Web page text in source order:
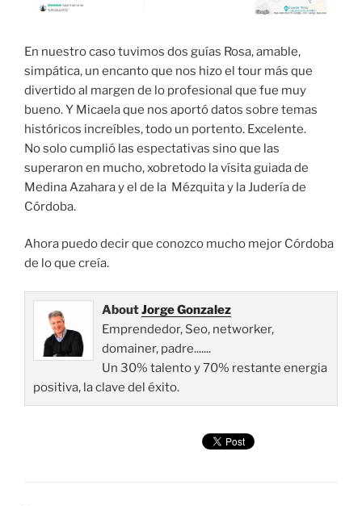
En nuestro caso tuvimos dos guías Rosa, amable,
simpática, un encanto que nos hizo el tour más que
divertido al margen de lo profesional que fue muy
bueno. Y Micaela que nos aportó datos sobre temas
históricos increíbles, todo un portento. Excelente.
No solo cumplió las espectativas sino que las
superaron en mucho, xobretodo la vísita guiada de
Medina Azahara y el de la Mézquita y la Judería de
Córdoba.
Ahora puedo decir que conozco mucho mejor Córdoba
de lo que creía.
AboutJorge Gonzalez
Emprendedor, Seo, networker,
domainer, padre.......
Un 30% talento y 70% restante energia
positiva, la clave del éxito.